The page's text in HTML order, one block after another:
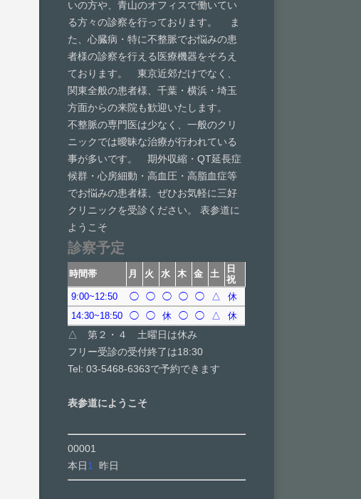
いの方や、青山のオフィスで働いてい
る方々の診察を行っております。 ま
た、心臓病・特に不整脈でお悩みの患
者様の診察を行える医療機器をそろえ
ております。 東京近郊だけでなく、
関東全般の患者様、千葉・横浜・埼玉
方面からの来院も歓迎いたします。
不整脈の専門医は少なく、一般のクリ
ニックでは曖昧な治療が行われている
事が多いです。 期外収縮・QT延長症
候群・心房細動・高血圧・高脂血症等
でお悩みの患者様、ぜひお気軽に三好
クリニックを受診ください。 表参道に
ようこそ
診察予定
時間帯 月 火 水 木 金 土
日
祝
9:00~12:50
◯ ◯ ◯ ◯ ◯ △
休
14:30~18:50
◯ ◯ 休 ◯ ◯ △ 休
△ 第２・４ 土曜日は休み
フリー受診の受付終了は18:30
Tel: 03-5468-6363で予約できます
表参道にようこそ
00001
本日1 昨日